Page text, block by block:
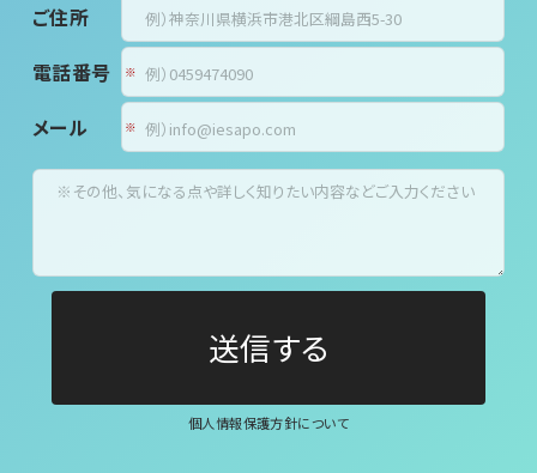
ご住所
電話番号
メール
個人情報保護方針について